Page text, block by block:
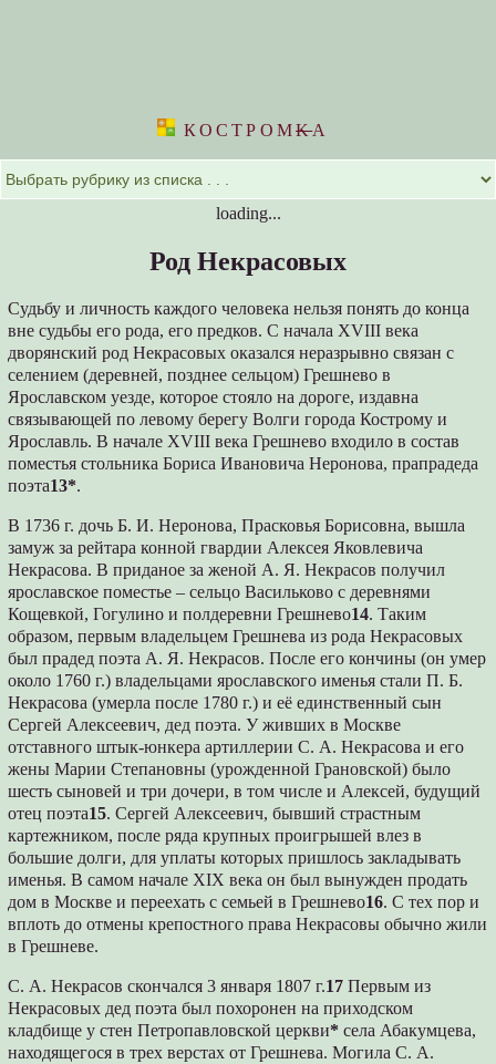
КОСТРОМKА
loading...
Род Некрасовых
Судьбу и личность каждого человека нельзя понять до конца
вне судьбы его рода, его предков. С начала XVIII века
дворянский род Некрасовых оказался неразрывно связан с
селением (деревней, позднее сельцом) Грешнево в
Ярославском уезде, которое стояло на дороге, издавна
связывающей по левому берегу Волги города Кострому и
Ярославль. В начале XVIII века Грешнево входило в состав
поместья стольника Бориса Ивановича Неронова, прапрадеда
поэта13*.
В 1736 г. дочь Б. И. Неронова, Прасковья Борисовна, вышла
замуж за рейтара конной гвардии Алексея Яковлевича
Некрасова. В приданое за женой А. Я. Некрасов получил
ярославское поместье – сельцо Васильково с деревнями
Кощевкой, Гогулино и полдеревни Грешнево14. Таким
образом, первым владельцем Грешнева из рода Некрасовых
был прадед поэта А. Я. Некрасов. После его кончины (он умер
около 1760 г.) владельцами ярославского именья стали П. Б.
Некрасова (умерла после 1780 г.) и её единственный сын
Сергей Алексеевич, дед поэта. У живших в Москве
отставного штык-юнкера артиллерии С. А. Некрасова и его
жены Марии Степановны (урожденной Грановской) было
шесть сыновей и три дочери, в том числе и Алексей, будущий
отец поэта15. Сергей Алексеевич, бывший страстным
картежником, после ряда крупных проигрышей влез в
большие долги, для уплаты которых пришлось закладывать
именья. В самом начале XIX века он был вынужден продать
дом в Москве и переехать с семьей в Грешнево16. С тех пор и
вплоть до отмены крепостного права Некрасовы обычно жили
в Грешневе.
С. А. Некрасов скончался 3 января 1807 г.17 Первым из
Некрасовых дед поэта был похоронен на приходском
кладбище у стен Петропавловской церкви* села Абакумцева,
находящегося в трех верстах от Грешнева. Могила С. А.